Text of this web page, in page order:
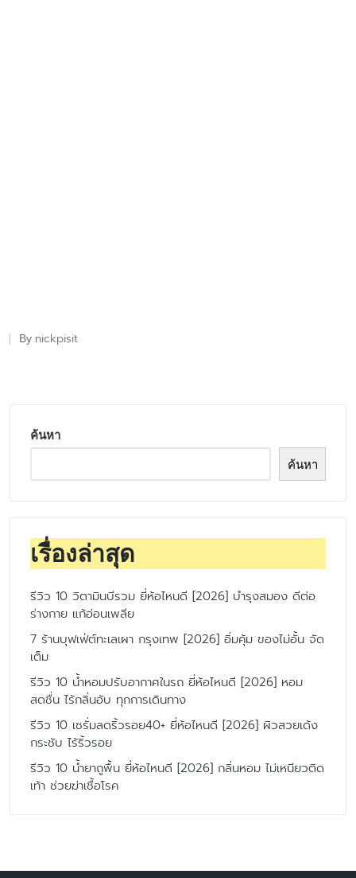
Posted
By nickpisit
ค้นหา
ค้นหา
เรื่องล่าสุด
รีวิว 10 วิตามินบีรวม ยี่ห้อไหนดี [2026] บำรุงสมอง ดีต่อ
ร่างกาย แก้อ่อนเพลีย
7 ร้านบุฟเฟ่ต์ทะเลเผา กรุงเทพ [2026] อิ่มคุ้ม ของไม่อั้น จัด
เต็ม
รีวิว 10 น้ำหอมปรับอากาศในรถ ยี่ห้อไหนดี [2026] หอม
สดชื่น ไร้กลิ่นอับ ทุกการเดินทาง
รีวิว 10 เซรั่มลดริ้วรอย40+ ยี่ห้อไหนดี [2026] ผิวสวยเด้ง
กระชับ ไร้ริ้วรอย
รีวิว 10 น้ำยาถูพื้น ยี่ห้อไหนดี [2026] กลิ่นหอม ไม่เหนียวติด
เท้า ช่วยฆ่าเชื้อโรค